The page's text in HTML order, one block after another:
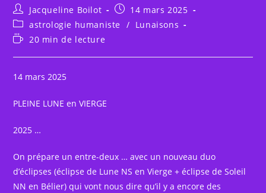
Auteur/autrice
de
la
publication :
Jacqueline Boilot
Publication
publiée :
14 mars 2025
Post
category:
astrologie humaniste / Lunaisons
Temps
lecture :
20 min de lecture
14 mars 2025
PLEINE LUNE en VIERGE
2025 …
On prépare un entre-deux … avec un nouveau duo
d’éclipses (éclipse de Lune NS en Vierge + éclipse de Soleil
NN en Bélier) qui vont nous dire qu’il y a encore des